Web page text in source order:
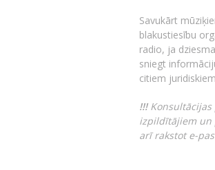
Savukārt
blakustiesību
radio, ja
sniegt
citiem
!!!Konsultācijas
izpildītājiem un
arī rakstot e-